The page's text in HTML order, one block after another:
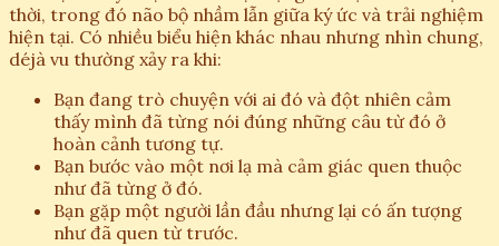
thời, trong đó não bộ nhầm lẫn giữa ký ức và trải nghiệm
hiện tại. Có nhiều biểu hiện khác nhau nhưng nhìn chung,
déjà vu thường xảy ra khi:
Bạn đang trò chuyện với ai đó và đột nhiên cảm
thấy mình đã từng nói đúng những câu từ đó ở
hoàn cảnh tương tự.
Bạn bước vào một nơi lạ mà cảm giác quen thuộc
như đã từng ở đó.
Bạn gặp một người lần đầu nhưng lại có ấn tượng
như đã quen từ trước.